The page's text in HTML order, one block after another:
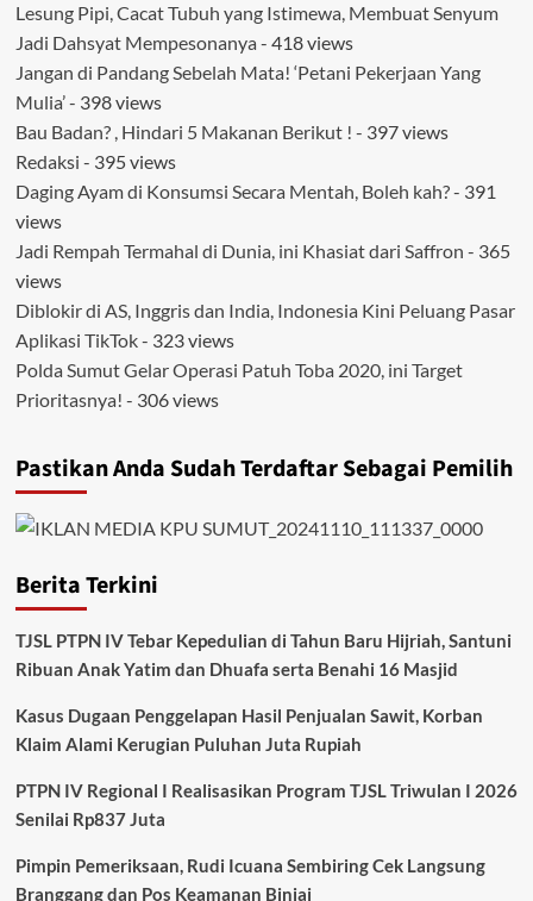
Lesung Pipi, Cacat Tubuh yang Istimewa, Membuat Senyum
Jadi Dahsyat Mempesonanya - 418 views
Jangan di Pandang Sebelah Mata! ‘Petani Pekerjaan Yang
Mulia’- 398 views
Bau Badan? , Hindari 5 Makanan Berikut ! - 397 views
Redaksi - 395 views
Daging Ayam di Konsumsi Secara Mentah, Boleh kah?- 391
views
Jadi Rempah Termahal di Dunia, ini Khasiat dari Saffron - 365
views
Diblokir di AS, Inggris dan India, Indonesia Kini Peluang Pasar
Aplikasi TikTok- 323 views
Polda Sumut Gelar Operasi Patuh Toba 2020, ini Target
Prioritasnya! - 306 views
Pastikan Anda Sudah Terdaftar Sebagai Pemilih
Berita Terkini
TJSL PTPN IV Tebar Kepedulian di Tahun Baru Hijriah, Santuni
Ribuan Anak Yatim dan Dhuafa serta Benahi 16 Masjid
Kasus Dugaan Penggelapan Hasil Penjualan Sawit, Korban
Klaim Alami Kerugian Puluhan Juta Rupiah
PTPN IV Regional I Realisasikan Program TJSL Triwulan I 2026
Senilai Rp837 Juta
Pimpin Pemeriksaan, Rudi Icuana Sembiring Cek Langsung
Branggang dan Pos Keamanan Binjai